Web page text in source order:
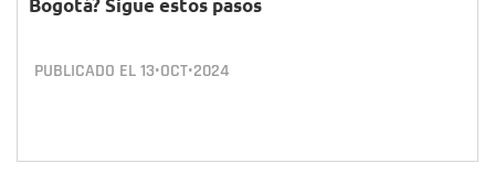
Bogotá? Sigue estos pasos
PUBLICADO EL13•OCT•2024